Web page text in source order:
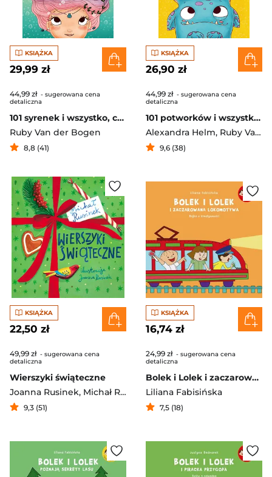
KSIĄŻKA
29,99 zł
44,99 zł - sugerowana cena
detaliczna
101 syrenek i wszystko, co musisz o nich wiedzieć
Ruby Van der Bogen
8,8 (41)
KSIĄŻKA
26,90 zł
44,99 zł - sugerowana cena
detaliczna
101 potworków i wszystko, co musisz o nich wiedzieć
Alexandra Helm, Ruby Van der Bogen
9,6 (38)
KSIĄŻKA
22,50 zł
49,99 zł - sugerowana cena
detaliczna
Wierszyki świąteczne
Joanna Rusinek, Michał Rusinek
9,3 (51)
KSIĄŻKA
16,74 zł
24,99 zł - sugerowana cena
detaliczna
Bolek i Lolek i zaczarowana lokomotywa. Bajka o kreatywności
Liliana Fabisińska
7,5 (18)